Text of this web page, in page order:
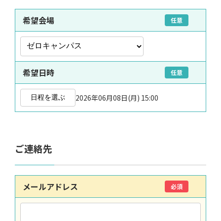
希望会場 任意
希望日時 任意
日程を選ぶ 2026年06月08日(月) 15:00
ご連絡先
メールアドレス 必須